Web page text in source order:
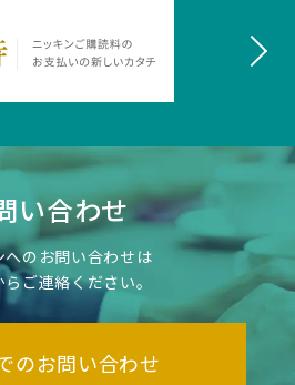
い合わせ
へのお問い合わせは
ご連絡ください。
のお問い合わせ